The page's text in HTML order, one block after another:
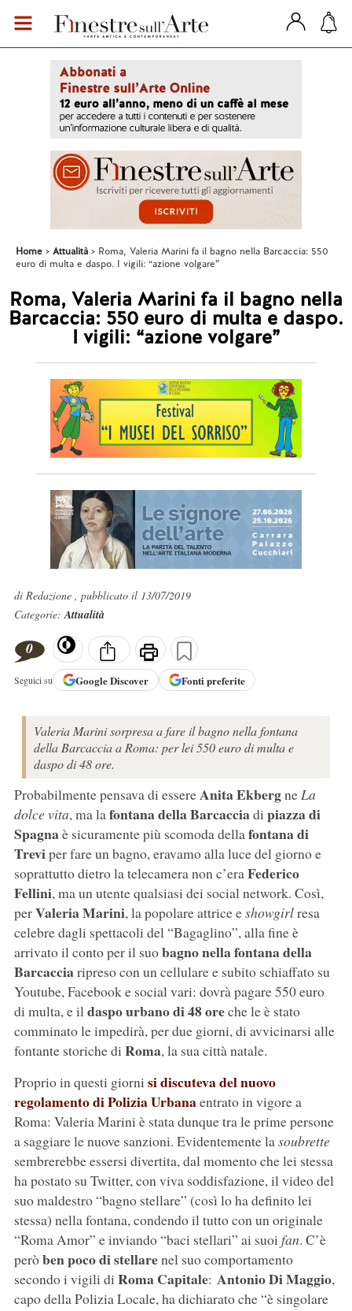
Home Attualità
Roma, Valeria Marini fa il bagno nella Barcaccia: 550
euro di multa e daspo. I vigili: “azione volgare”
Roma, Valeria Marini fa il bagno nella
Barcaccia: 550 euro di multa e daspo.
I vigili: “azione volgare”
di Redazione , pubblicato il 13/07/2019
Categorie:Attualità
0
Seguici su GoogleDiscover Fonti preferite
Valeria Marini sorpresa a fare il bagno nella fontana
della Barcaccia a Roma: per lei 550 euro di multa e
daspo di 48 ore.
Probabilmente pensava di essereAnita EkbergneLa
dolce vita, ma lafontana della Barcacciadi piazza di
Spagnaè sicuramente più scomoda dellafontana di
Treviper fare un bagno, eravamo alla luce del giorno e
soprattutto dietro la telecamera non c’eraFederico
Fellini, ma un utente qualsiasi dei social network. Così,
perValeria Marini, la popolare attrice eshowgirlresa
celebre dagli spettacoli del “Bagaglino”, alla fine è
arrivato il conto per il suobagno nella fontana della
Barcacciaripreso con un cellulare e subito schiaffato su
Youtube, Facebook e social vari: dovrà pagare 550 euro
di multa, e ildaspo urbano di 48 oreche le è stato
comminato le impedirà, per due giorni, di avvicinarsi alle
fontante storiche di Roma, la sua città natale.
Proprio in questi giorni si discuteva del nuovo
regolamento di Polizia Urbanaentrato in vigore a
Roma: Valeria Marini è stata dunque tra le prime persone
a saggiare le nuove sanzioni. Evidentemente lasoubrette
sembrerebbe essersi divertita, dal momento che lei stessa
ha postato su Twitter, con viva soddisfazione, il video del
suo maldestro “bagno stellare” (così lo ha definito lei
stessa) nella fontana, condendo il tutto con un originale
“Roma Amor” e inviando “baci stellari” ai suoi fan. C’è
peròben poco di stellarenel suo comportamento
secondo i vigili di Roma Capitale: Antonio Di Maggio,
capo della Polizia Locale, ha dichiarato che “è singolare